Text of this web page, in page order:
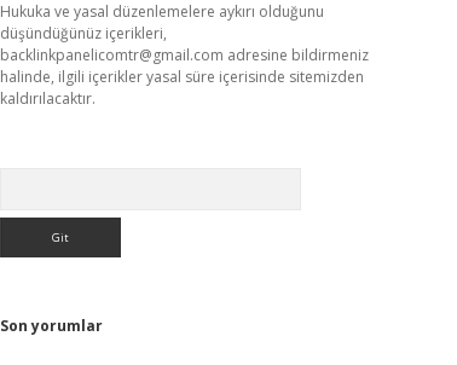
Hukuka ve yasal düzenlemelere aykırı olduğunu
düşündüğünüz içerikleri,
backlinkpanelicomtr@gmail.com adresine bildirmeniz
halinde, ilgili içerikler yasal süre içerisinde sitemizden
kaldırılacaktır.
Son yorumlar